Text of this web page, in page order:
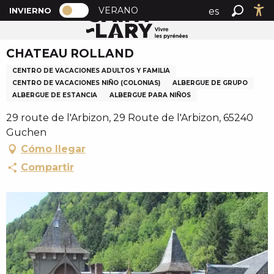
A
l
e
r
a
u
c
o
n
t
e
p
r
i
n
PAGE D’ACCUEIL ACTUELLE HIVER : PASSER EN
INVIERNO PAGE D’ACCUEIL ACTUELLE HIVER :
VERANO
es
Buscar
Inicio CHATEAU ROLLAND
CHATEAU ROLLAND
CENTRO DE VACACIONES ADULTOS Y FAMILIA
CENTRO DE VACACIONES NIÑO (COLONIAS)
ALBERGUE DE GRUPO
ALBERGUE DE ESTANCIA
ALBERGUE PARA NIÑOS
29 route de l'Arbizon, 29 Route de l'Arbizon, 65240
Guchen
Cómo llegar
Compartir